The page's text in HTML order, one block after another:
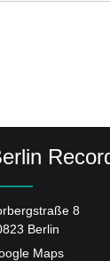
8
Berlin
Maps